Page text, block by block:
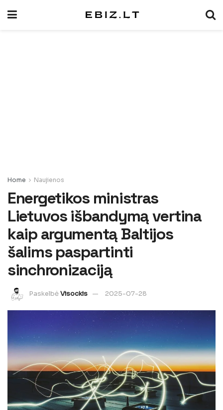
Home Naujienos
Energetikos ministras
Lietuvos išbandymą vertina
kaip argumentą Baltijos
šalims paspartinti
sinchronizaciją
PaskelbėVisockis 2025-07-28